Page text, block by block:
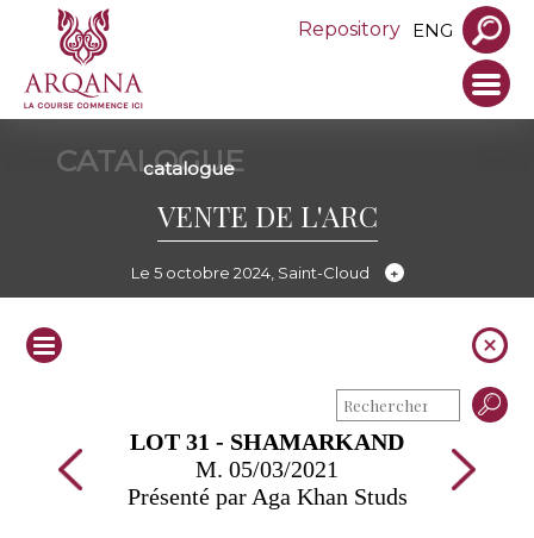
Repository ENG
CATALOGUE
catalogue
VENTE DE L'ARC
Le 5 octobre 2024, Saint-Cloud
LOT 31 - SHAMARKAND
M. 05/03/2021
Présenté par Aga Khan Studs